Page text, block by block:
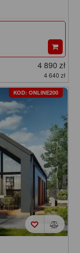
4 890 zł
4 640 zł
KOD: ONLINE200